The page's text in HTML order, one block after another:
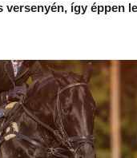
versenyén, így éppen